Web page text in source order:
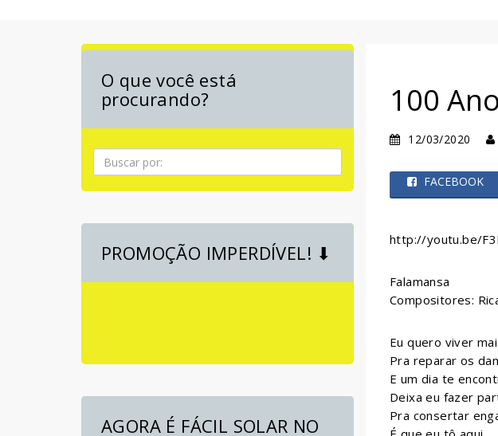
O que você está
procurando?
Pesquisa
PROMOÇÃO IMPERDÍVEL! ⬇
AGORA É FÁCIL SOLAR NO
100
12/03/2020
FACEBOOK
http://youtu.be/
Falamansa
Compositores:
Eu quero viver
Pra reparar os
E um dia te
Deixa eu fazer
Pra consertar